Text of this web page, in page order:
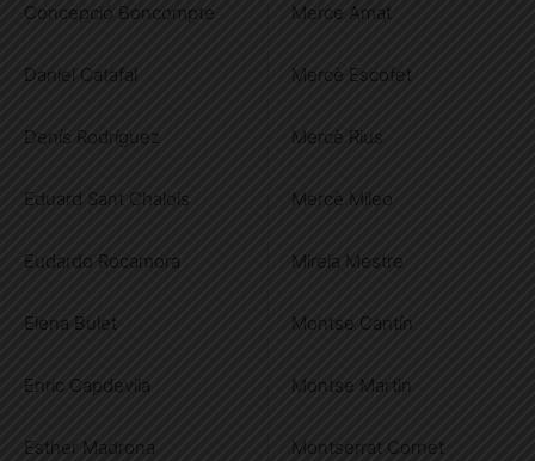
Concepció Boncompte
Daniel Catafal
Denís Rodríguez
Eduard Sant Chalois
Eudardo Rocamora
Elena Bulet
Enric Capdevila
Esther Madrona
Merce Amat
Mercè Escofet
Mercè Rius
Mercè Mileo
Mireia Mestre
Montse Cantín
Montse Martin
Montserrat Cornet